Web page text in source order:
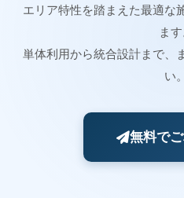
エリア特性を踏まえた最適な
ます
単体利用から統合設計まで、
い。
無料で